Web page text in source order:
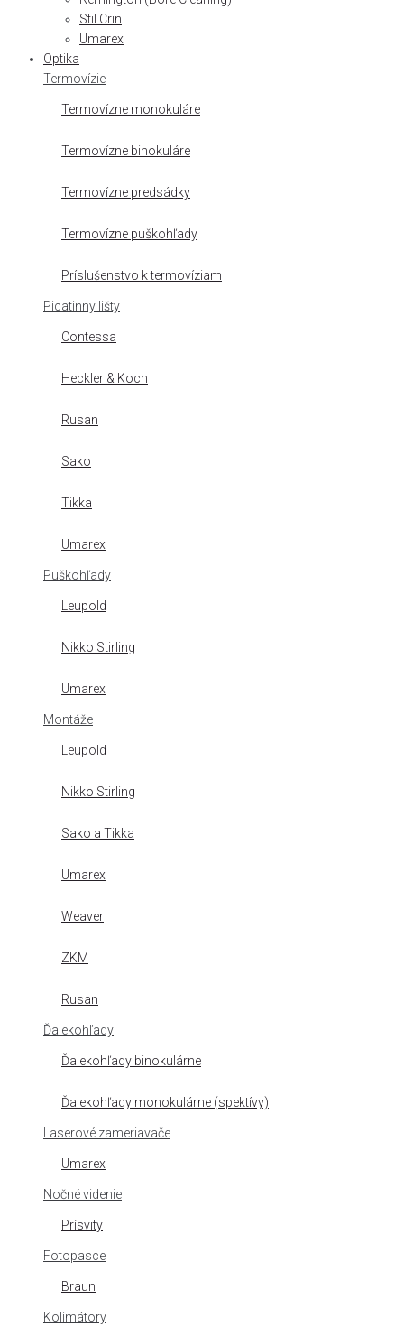
Stil Crin
Umarex
Optika
Termovízie
Termovízne monokuláre
Termovízne binokuláre
Termovízne predsádky
Termovízne puškohľady
Príslušenstvo k termovíziam
Picatinny lišty
Contessa
Heckler & Koch
Rusan
Sako
Tikka
Umarex
Puškohľady
Leupold
Nikko Stirling
Umarex
Montáže
Leupold
Nikko Stirling
Sako a Tikka
Umarex
Weaver
ZKM
Rusan
Ďalekohľady
Ďalekohľady binokulárne
Ďalekohľady monokulárne (spektívy)
Laserové zameriavače
Umarex
Nočné videnie
Prísvity
Fotopasce
Braun
Kolimátory